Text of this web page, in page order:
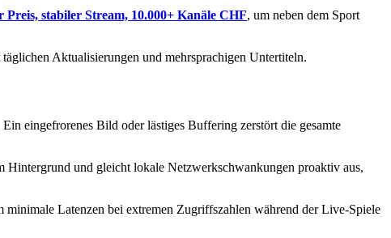
stabiler Stream, 10.000+ Kanäle CHF, um neben dem Sport
Aktualisierungen und mehrsprachigen Untertiteln.
eingefrorenes Bild oder lästiges Buffering zerstört die gesamte
und gleicht lokale Netzwerkschwankungen proaktiv aus,
minimale Latenzen bei extremen Zugriffszahlen während der Live-Spiele